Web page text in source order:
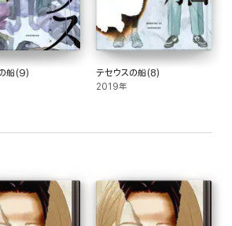
船(9) テセウスの船(8)
2019年